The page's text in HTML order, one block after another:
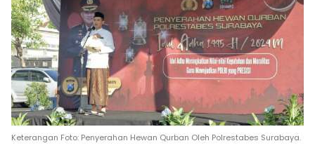
Keterangan Foto: Penyerahan Hewan Qurban Oleh Polrestabes Surabaya.